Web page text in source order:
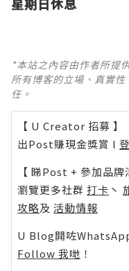
*本站之內容由作者所提
所有博客的立場、真實
任。
【 U Creator 招募 】
出Post賺現金獎賞 l
【 睇Post + 參加品牌
瀏覽更多社群 打卡 丶
攻略及 活動情報
U Blog開咗
Follow 我哋 ！